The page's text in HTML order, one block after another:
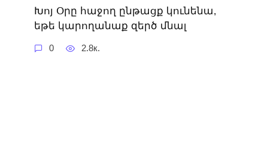
Խոյ Օրը հաջող ընթացք կունենա,
եթե կարողանաք զերծ մնալ
0 2.8к.